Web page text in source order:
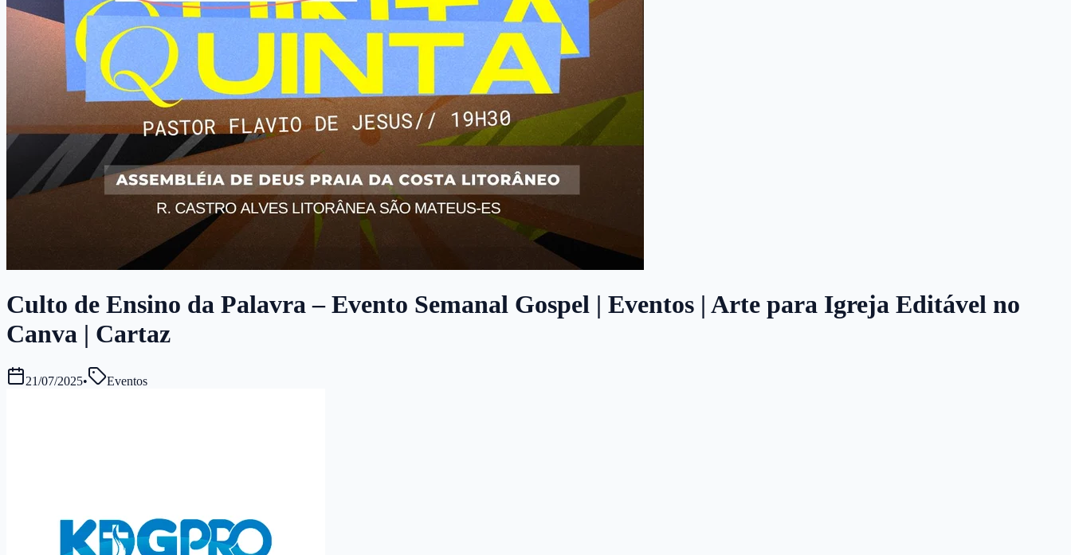
Culto de Ensino da Palavra – Evento Semanal Gospel | Eventos | Arte para Igreja Editável no
Canva | Cartaz
21/07/2025• Eventos